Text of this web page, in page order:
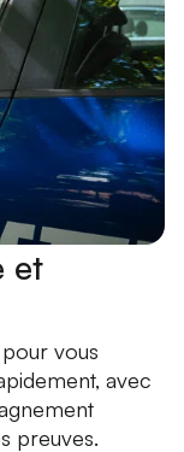
et
vous
avec
preuves.